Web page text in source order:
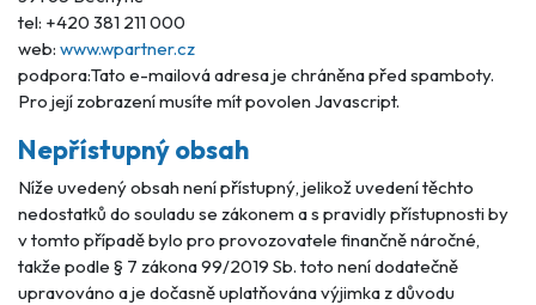
tel: +420 381 211 000
web: www.wpartner.cz
podpora:Tato e-mailová adresa je chráněna před spamboty.
Pro její zobrazení musíte mít povolen Javascript.
Nepřístupný obsah
Níže uvedený obsah není přístupný, jelikož uvedení těchto
nedostatků do souladu se zákonem a s pravidly přístupnosti by
v tomto případě bylo pro provozovatele finančně náročné,
takže podle § 7 zákona 99/2019 Sb. toto není dodatečně
upravováno a je dočasně uplatňována výjimka z důvodu